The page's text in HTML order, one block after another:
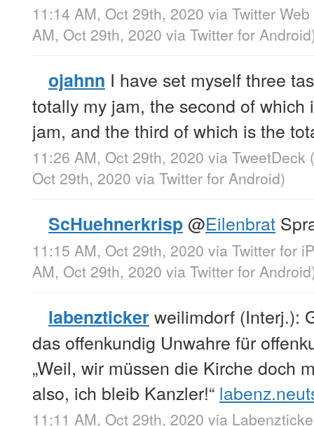
11:14 AM, Oct 29th, 2020 via Twitter
AM, Oct 29th, 2020 via Twitter for Android
ojahnn I have set myself three
totally my jam, the second of which
jam, and the third of which is the
11:26 AM, Oct 29th, 2020 via TweetDeck
Oct 29th, 2020 via Twitter for Android)
ScHuehnerkrisp@Eilenbrat
11:15 AM, Oct 29th, 2020 via Twitter for
AM, Oct 29th, 2020 via Twitter for Android
labenztickerweilimdorf (Interj.):
das offenkundig Unwahre für
„Weil, wir müssen die Kirche doch
also, ich bleib Kanzler!“
11:11 AM, Oct 29th, 2020 via